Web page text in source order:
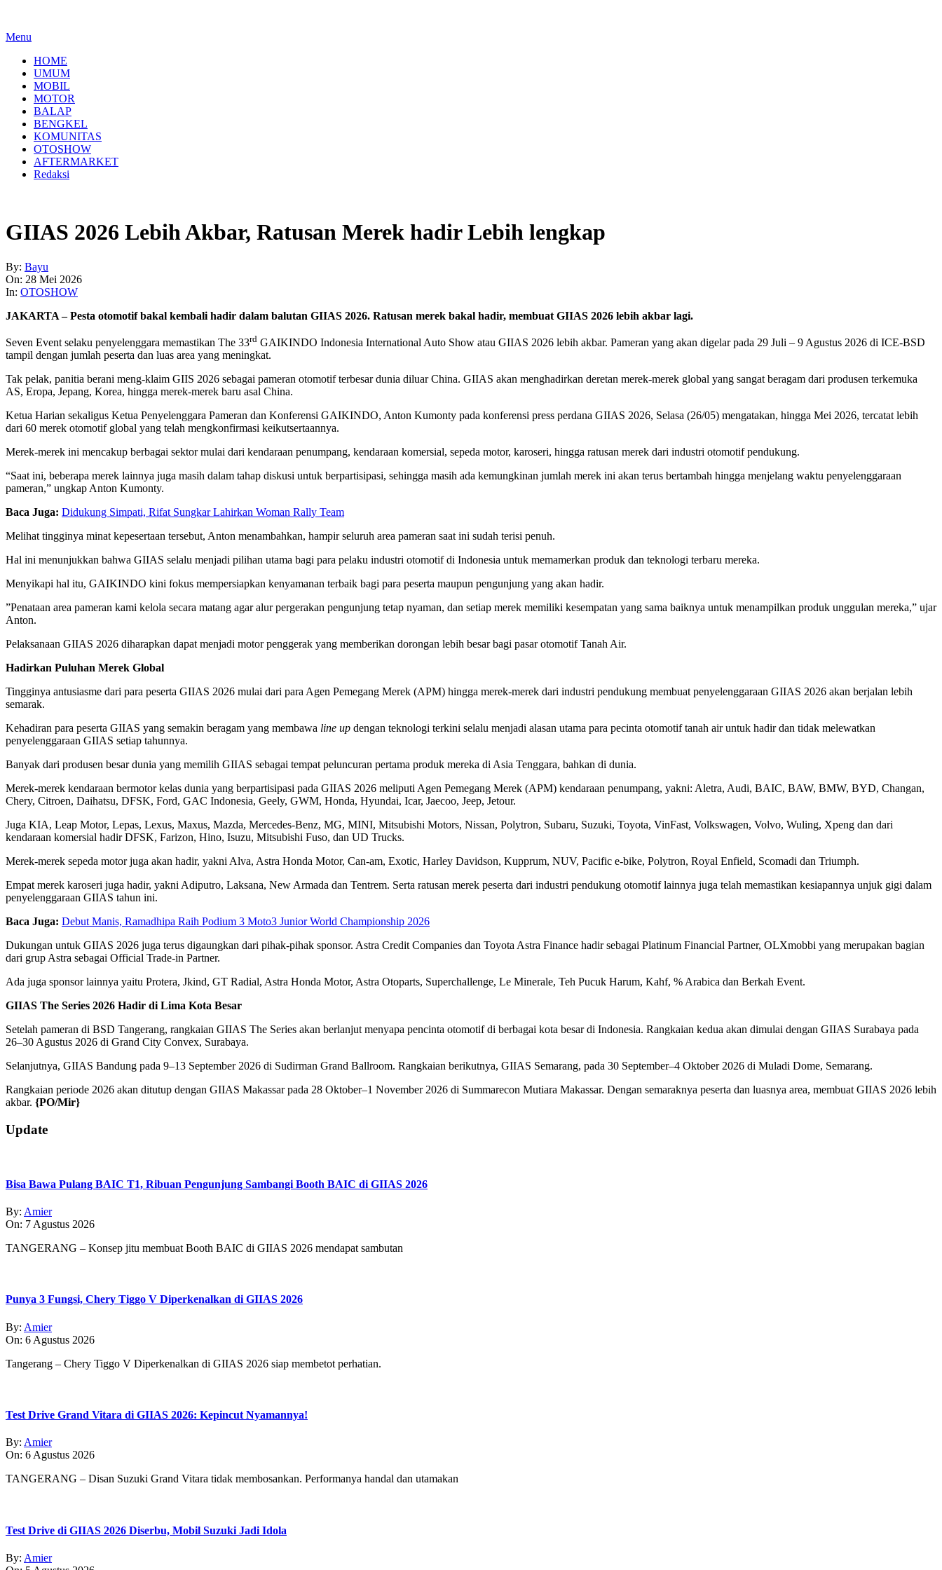
Menu
HOME
UMUM
MOBIL
MOTOR
BALAP
BENGKEL
KOMUNITAS
OTOSHOW
AFTERMARKET
Redaksi
GIIAS 2026 Lebih Akbar, Ratusan Merek hadir Lebih lengkap
By: Bayu
On: 28 Mei 2026
In: OTOSHOW
JAKARTA– Pesta otomotif bakal kembali hadir dalam balutan GIIAS 2026. Ratusan merek bakal hadir, membuat GIIAS 2026 lebih akbar lagi.
Seven Event selaku penyelenggara memastikan The 33rd GAIKINDO Indonesia International Auto Show atau GIIAS 2026 lebih akbar. Pameran yang akan digelar pada 29 Juli – 9 Agustus 2026 di ICE-BSD
tampil dengan jumlah peserta dan luas area yang meningkat.
Tak pelak, panitia berani meng-klaim GIIS 2026 sebagai pameran otomotif terbesar dunia diluar China. GIIAS akan menghadirkan deretan merek-merek global yang sangat beragam dari produsen terkemuka
AS, Eropa, Jepang, Korea, hingga merek-merek baru asal China.
Ketua Harian sekaligus Ketua Penyelenggara Pameran dan Konferensi GAIKINDO, Anton Kumonty pada konferensi press perdana GIIAS 2026, Selasa (26/05) mengatakan, hingga Mei 2026, tercatat lebih
dari 60 merek otomotif global yang telah mengkonfirmasi keikutsertaannya.
Merek-merek ini mencakup berbagai sektor mulai dari kendaraan penumpang, kendaraan komersial, sepeda motor, karoseri, hingga ratusan merek dari industri otomotif pendukung.
“Saat ini, beberapa merek lainnya juga masih dalam tahap diskusi untuk berpartisipasi, sehingga masih ada kemungkinan jumlah merek ini akan terus bertambah hingga menjelang waktu penyelenggaraan
pameran,” ungkap Anton Kumonty.
Baca Juga: Didukung Simpati, Rifat Sungkar Lahirkan Woman Rally Team
Melihat tingginya minat kepesertaan tersebut, Anton menambahkan, hampir seluruh area pameran saat ini sudah terisi penuh.
Hal ini menunjukkan bahwa GIIAS selalu menjadi pilihan utama bagi para pelaku industri otomotif di Indonesia untuk memamerkan produk dan teknologi terbaru mereka.
Menyikapi hal itu, GAIKINDO kini fokus mempersiapkan kenyamanan terbaik bagi para peserta maupun pengunjung yang akan hadir.
”Penataan area pameran kami kelola secara matang agar alur pergerakan pengunjung tetap nyaman, dan setiap merek memiliki kesempatan yang sama baiknya untuk menampilkan produk unggulan mereka,” ujar
Anton.
Pelaksanaan GIIAS 2026 diharapkan dapat menjadi motor penggerak yang memberikan dorongan lebih besar bagi pasar otomotif Tanah Air.
Hadirkan Puluhan Merek Global
Tingginya antusiasme dari para peserta GIIAS 2026 mulai dari para Agen Pemegang Merek (APM) hingga merek-merek dari industri pendukung membuat penyelenggaraan GIIAS 2026 akan berjalan lebih
semarak.
Kehadiran para peserta GIIAS yang semakin beragam yang membawa line up dengan teknologi terkini selalu menjadi alasan utama para pecinta otomotif tanah air untuk hadir dan tidak melewatkan
penyelenggaraan GIIAS setiap tahunnya.
Banyak dari produsen besar dunia yang memilih GIIAS sebagai tempat peluncuran pertama produk mereka di Asia Tenggara, bahkan di dunia.
Merek-merek kendaraan bermotor kelas dunia yang berpartisipasi pada GIIAS 2026 meliputi Agen Pemegang Merek (APM) kendaraan penumpang, yakni: Aletra, Audi, BAIC, BAW, BMW, BYD, Changan,
Chery, Citroen, Daihatsu, DFSK, Ford, GAC Indonesia, Geely, GWM, Honda, Hyundai, Icar, Jaecoo, Jeep, Jetour.
Juga KIA, Leap Motor, Lepas, Lexus, Maxus, Mazda, Mercedes-Benz, MG, MINI, Mitsubishi Motors, Nissan, Polytron, Subaru, Suzuki, Toyota, VinFast, Volkswagen, Volvo, Wuling, Xpeng dan dari
kendaraan komersial hadir DFSK, Farizon, Hino, Isuzu, Mitsubishi Fuso, dan UD Trucks.
Merek-merek sepeda motor juga akan hadir, yakni Alva, Astra Honda Motor, Can-am, Exotic, Harley Davidson, Kupprum, NUV, Pacific e-bike, Polytron, Royal Enfield, Scomadi dan Triumph.
Empat merek karoseri juga hadir, yakni Adiputro, Laksana, New Armada dan Tentrem. Serta ratusan merek peserta dari industri pendukung otomotif lainnya juga telah memastikan kesiapannya unjuk gigi dalam
penyelenggaraan GIIAS tahun ini.
Baca Juga: Debut Manis, Ramadhipa Raih Podium 3 Moto3 Junior World Championship 2026
Dukungan untuk GIIAS 2026 juga terus digaungkan dari pihak-pihak sponsor. Astra Credit Companies dan Toyota Astra Finance hadir sebagai Platinum Financial Partner, OLXmobbi yang merupakan bagian
dari grup Astra sebagai Official Trade-in Partner.
Ada juga sponsor lainnya yaitu Protera, Jkind, GT Radial, Astra Honda Motor, Astra Otoparts, Superchallenge, Le Minerale, Teh Pucuk Harum, Kahf, % Arabica dan Berkah Event.
GIIAS The Series 2026 Hadir di Lima Kota Besar
Setelah pameran di BSD Tangerang, rangkaian GIIAS The Series akan berlanjut menyapa pencinta otomotif di berbagai kota besar di Indonesia. Rangkaian kedua akan dimulai dengan GIIAS Surabaya pada
26–30 Agustus 2026 di Grand City Convex, Surabaya.
Selanjutnya, GIIAS Bandung pada 9–13 September 2026 di Sudirman Grand Ballroom. Rangkaian berikutnya, GIIAS Semarang, pada 30 September–4 Oktober 2026 di Muladi Dome, Semarang.
Rangkaian periode 2026 akan ditutup dengan GIIAS Makassar pada 28 Oktober–1 November 2026 di Summarecon Mutiara Makassar. Dengan semaraknya peserta dan luasnya area, membuat GIIAS 2026 lebih
akbar. {PO/Mir}
2026-
05-
Update
Bisa Bawa Pulang BAIC T1, Ribuan Pengunjung Sambangi Booth BAIC di GIIAS 2026
By: Amier
On: 7 Agustus 2026
TANGERANG – Konsep jitu membuat Booth BAIC di GIIAS 2026 mendapat sambutan
Punya 3 Fungsi, Chery Tiggo V Diperkenalkan di GIIAS 2026
By: Amier
On: 6 Agustus 2026
Tangerang – Chery Tiggo V Diperkenalkan di GIIAS 2026 siap membetot perhatian.
Test Drive Grand Vitara di GIIAS 2026: Kepincut Nyamannya!
By: Amier
On: 6 Agustus 2026
TANGERANG – Disan Suzuki Grand Vitara tidak membosankan. Performanya handal dan utamakan
Test Drive di GIIAS 2026 Diserbu, Mobil Suzuki Jadi Idola
By: Amier